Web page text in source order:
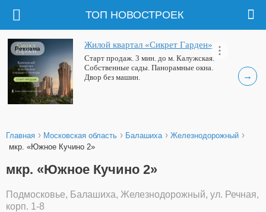
ТОП НОВОСТРОЕК
→
Жилой квартал «Сикрет Гарден»
Старт продаж. 3 мин. до м. Калужская.
Собственные сады. Панорамные окна.
Двор без машин.
Реклама
Главная › Московская область › Балашиха › Железнодорожный ›
мкр. «Южное Кучино 2»
мкр. «Южное Кучино 2»
Подмосковье, Балашиха, Железнодорожный, ул. Речная,
корп. 1-8